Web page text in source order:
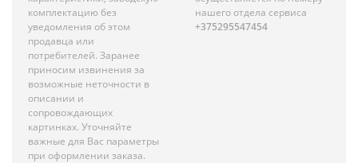
комплектацию без
уведомления об этом
продавца или
потребителей. Заранее
приносим извинения за
возможные неточности в
описании и
сопровождающих
картинках. Уточняйте
важные для Вас параметры
при оформлении заказа.
нашего отдела сервиса
+375295547454